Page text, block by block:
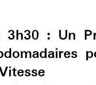
3h30 : Un